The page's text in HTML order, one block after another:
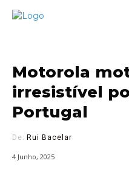
Motorola
irresistível
Portugal
De: Rui Bacelar
4 Junho, 2025